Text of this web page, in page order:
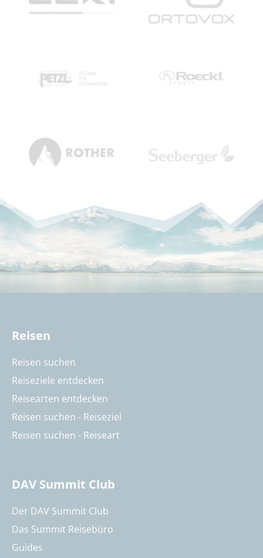
Reisen
Reisen suchen
Reiseziele entdecken
Reisearten entdecken
Reisen suchen - Reiseziel
Reisen suchen - Reiseart
DAV Summit Club
Der DAV Summit Club
Das Summit Reisebüro
Guides